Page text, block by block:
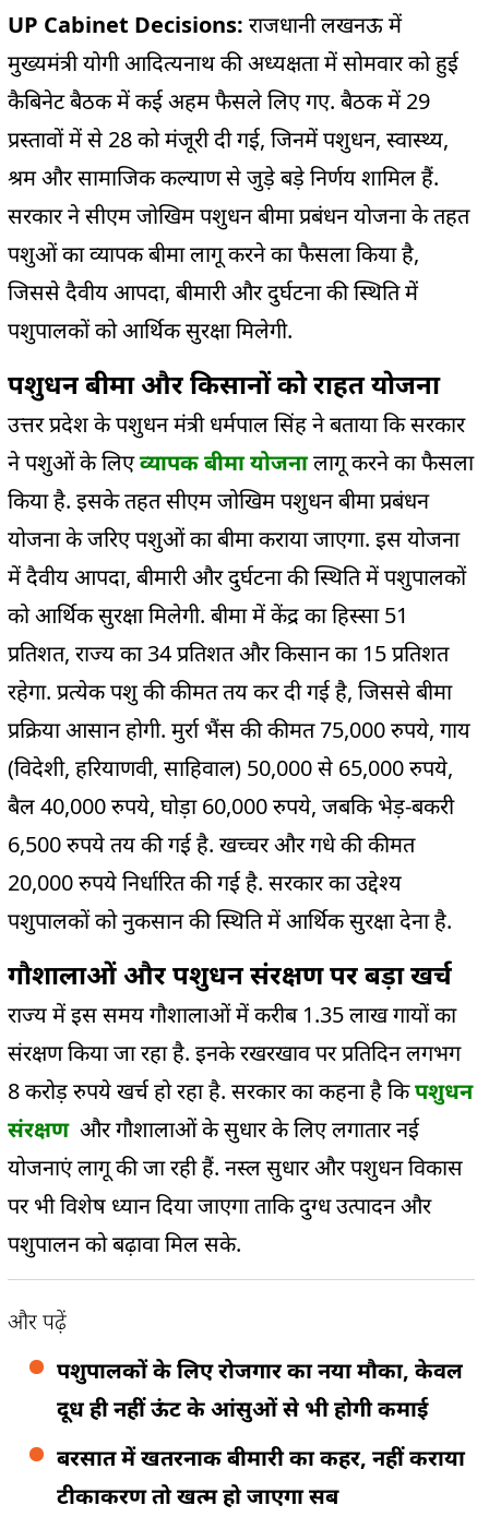
UP Cabinet Decisions: राजधानी लखनऊ में
मुख्यमंत्री योगी आदित्यनाथ की अध्यक्षता में सोमवार को हुई
कैबिनेट बैठक में कई अहम फैसले लिए गए. बैठक में 29
प्रस्तावों में से 28 को मंजूरी दी गई, जिनमें पशुधन, स्वास्थ्य,
श्रम और सामाजिक कल्याण से जुड़े बड़े निर्णय शामिल हैं.
सरकार ने सीएम जोखिम पशुधन बीमा प्रबंधन योजना के तहत
पशुओं का व्यापक बीमा लागू करने का फैसला किया है,
जिससे दैवीय आपदा, बीमारी और दुर्घटना की स्थिति में
पशुपालकों को आर्थिक सुरक्षा मिलेगी.
पशुधन बीमा और किसानों को राहत योजना
उत्तर प्रदेश के पशुधन मंत्री धर्मपाल सिंह ने बताया कि सरकार
ने पशुओं के लिएव्यापक बीमा योजनालागू करने का फैसला
किया है. इसके तहत सीएम जोखिम पशुधन बीमा प्रबंधन
योजना के जरिए पशुओं का बीमा कराया जाएगा. इस योजना
में दैवीय आपदा, बीमारी और दुर्घटना की स्थिति में पशुपालकों
को आर्थिक सुरक्षा मिलेगी. बीमा में केंद्र का हिस्सा 51
प्रतिशत, राज्य का 34 प्रतिशत और किसान का 15 प्रतिशत
रहेगा. प्रत्येक पशु की कीमत तय कर दी गई है, जिससे बीमा
प्रक्रिया आसान होगी. मुर्रा भैंस की कीमत 75,000 रुपये, गाय
(विदेशी, हरियाणवी, साहिवाल) 50,000 से 65,000 रुपये,
बैल 40,000 रुपये, घोड़ा 60,000 रुपये, जबकि भेड़-बकरी
6,500 रुपये तय की गई है. खच्चर और गधे की कीमत
20,000 रुपये निर्धारित की गई है. सरकार का उद्देश्य
पशुपालकों को नुकसान की स्थिति में आर्थिक सुरक्षा देना है.
गौशालाओं और पशुधन संरक्षण पर बड़ा खर्च
राज्य में इस समय गौशालाओं में करीब 1.35 लाख गायों का
संरक्षण किया जा रहा है. इनके रखरखाव पर प्रतिदिन लगभग
8 करोड़ रुपये खर्च हो रहा है. सरकार का कहना है किपशुधन
संरक्षण और गौशालाओं के सुधार के लिए लगातार नई
योजनाएं लागू की जा रही हैं. नस्ल सुधार और पशुधन विकास
पर भी विशेष ध्यान दिया जाएगा ताकि दुग्ध उत्पादन और
पशुपालन को बढ़ावा मिल सके.
और पढ़ें
पशुपालकों के लिए रोजगार का नया मौका, केवल
दूध ही नहीं ऊंट के आंसुओं से भी होगी कमाई
बरसात में खतरनाक बीमारी का कहर, नहीं कराया
टीकाकरण तो खत्म हो जाएगा सब